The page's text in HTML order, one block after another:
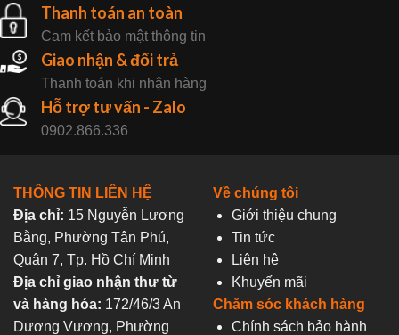
Thanh toán an toàn
Cam kết bảo mật thông tin
Giao nhận & đổi trả
Thanh toán khi nhận hàng
Hỗ trợ tư vấn - Zalo
0902.866.336
THÔNG TIN LIÊN HỆ
Địa chỉ: 15 Nguyễn Lương
Bằng, Phường Tân Phú,
Quận 7, Tp. Hồ Chí Minh
Địa chỉ giao nhận thư từ
và hàng hóa: 172/46/3 An
Dương Vương, Phường
Về chúng tôi
Giới thiệu chung
Tin tức
Liên hệ
Khuyến mãi
Chăm sóc khách hàng
Chính sách bảo hành